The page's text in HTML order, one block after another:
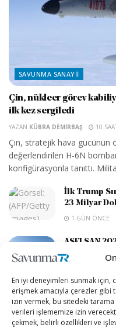
En iyi deneyimleri sunmak için,
erişmek amacıyla çerezler
izin vermek, bu sitedeki tarama
verileri işlememize izin
çekmek, belirli özellikleri ve
SAVUNMA SANAYII
Çin, nükleer görev
ilk kez sergiledi
YAZAN KÜBRA DEMIRBAŞ 10
Çin, stratejik hava gücünün
değerlendirilen H-6N
konfigürasyonla tanıttı.
İlk Trump
23 Milyar
1 GÜN ÖNCE
ASELSAN
açıkladı
İsrail’den
Esintili İHA
3 GÜN ÖNCE